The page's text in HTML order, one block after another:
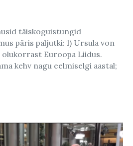
täiskoguistungid
päris paljutki: 1) Ursula von
Euroopa Liidus.
kehv nagu eelmiselgi aastal;